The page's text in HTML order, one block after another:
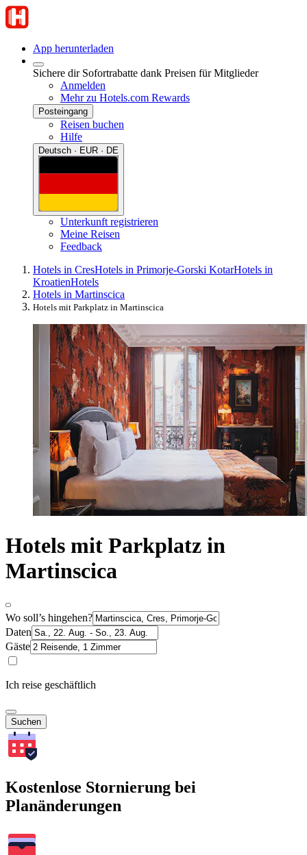
App herunterladen
Sichere dir Sofortrabatte dank Preisen für Mitglieder
Anmelden
Mehr zu Hotels.com Rewards
Posteingang
Reisen buchen
Hilfe
Deutsch · EUR · DE
Unterkunft registrieren
Meine Reisen
Feedback
Hotels in CresHotels in Primorje-Gorski KotarHotels in
KroatienHotels
Hotels in Martinscica
Hotels mit Parkplatz in Martinscica
Hotels mit Parkplatz in
Martinscica
Wo soll’s hingehen?
Daten
Gäste
Ich reise geschäftlich
Suchen
Kostenlose Stornierung bei
Planänderungen